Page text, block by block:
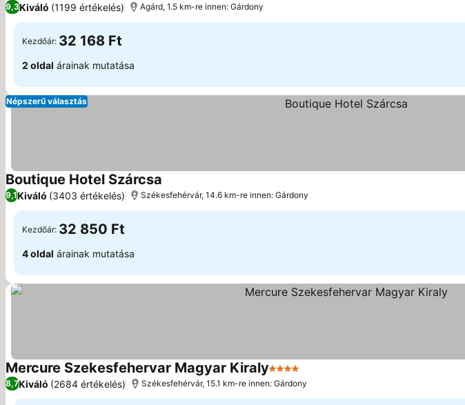
9,3Kiváló (1199 értékelés) Agárd, 1.5 km-re innen: Gárdony
Kezdőár: 32 168 Ft
2 oldal árainak mutatása
Népszerű választás
Boutique Hotel Szárcsa
9,1Kiváló (3403 értékelés) Székesfehérvár, 14.6 km-re innen: Gárdony
Kezdőár: 32 850 Ft
4 oldal árainak mutatása
Mercure Szekesfehervar Magyar Kiraly4 Kategória
8,7Kiváló (2684 értékelés) Székesfehérvár, 15.1 km-re innen: Gárdony